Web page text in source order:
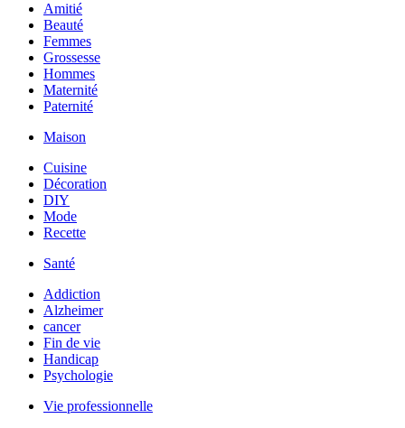
Amitié
Beauté
Femmes
Grossesse
Hommes
Maternité
Paternité
Maison
Cuisine
Décoration
DIY
Mode
Recette
Santé
Addiction
Alzheimer
cancer
Fin de vie
Handicap
Psychologie
Vie professionnelle